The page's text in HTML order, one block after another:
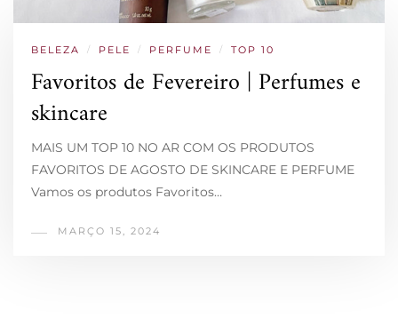
BELEZA / PELE / PERFUME / TOP 10
Favoritos de Fevereiro | Perfumes e
skincare
MAIS UM TOP 10 NO AR COM OS PRODUTOS
FAVORITOS DE AGOSTO DE SKINCARE E PERFUME
Vamos os produtos Favoritos…
MARÇO 15, 2024